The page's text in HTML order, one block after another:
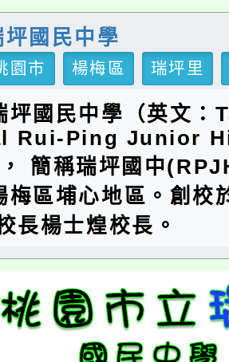
坪國民中學
園市 楊梅區 瑞坪里
坪國民中學（英文：
Rui-Ping Junior
簡稱瑞坪國中
梅區埔心地區。創校
長楊士煌校長。